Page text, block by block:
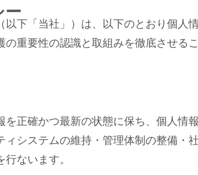
ー
以下「当社」）は、以下のとおり個人
の重要性の認識と取組みを徹底させる
を正確かつ最新の状態に保ち、個人情
ィシステムの維持・管理体制の整備・
ないます。